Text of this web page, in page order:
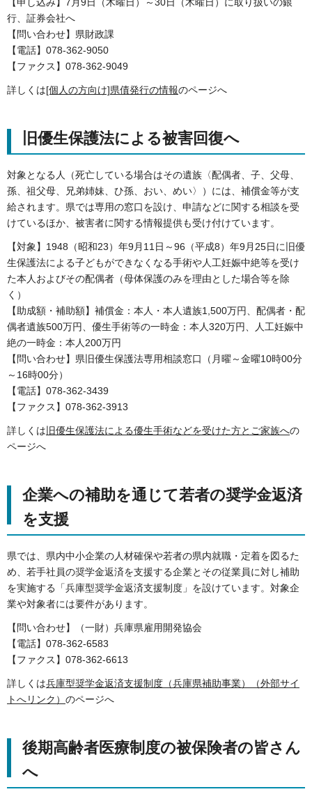
【申し込み】7月9日（木曜日）～30日（木曜日）に取り扱いの銀
行、証券会社へ
【問い合わせ】県財政課
【電話】078-362-9050
【ファクス】078-362-9049
詳しくは[個人の方向け]県債発行の情報のページへ
旧優生保護法による被害回復へ
対象となる人（死亡している場合はその遺族〈配偶者、子、父母、
孫、祖父母、兄弟姉妹、ひ孫、おい、めい〉）には、補償金等が支
給されます。県では専用の窓口を設け、申請などに関する相談を受
けているほか、被害者に関する情報提供も受け付けています。
【対象】1948（昭和23）年9月11日～96（平成8）年9月25日に旧優
生保護法による子どもができなくなる手術や人工妊娠中絶等を受け
た本人およびその配偶者（母体保護のみを理由とした場合等を除
く）
【助成額・補助額】補償金：本人・本人遺族1,500万円、配偶者・配
偶者遺族500万円、優生手術等の一時金：本人320万円、人工妊娠中
絶の一時金：本人200万円
【問い合わせ】県旧優生保護法専用相談窓口（月曜～金曜10時00分
～16時00分）
【電話】078-362-3439
【ファクス】078-362-3913
詳しくは 旧優生保護法による優生手術などを受けた方とご家族への
ページへ
企業への補助を通じて若者の奨学金返済
を支援
県では、県内中小企業の人材確保や若者の県内就職・定着を図るた
め、若手社員の奨学金返済を支援する企業とその従業員に対し補助
を実施する「兵庫型奨学金返済支援制度」を設けています。対象企
業や対象者には要件があります。
【問い合わせ】（一財）兵庫県雇用開発協会
【電話】078-362-6583
【ファクス】078-362-6613
詳しくは兵庫型奨学金返済支援制度（兵庫県補助事業）（外部サイ
トへリンク） のページへ
後期高齢者医療制度の被保険者の皆さん
へ